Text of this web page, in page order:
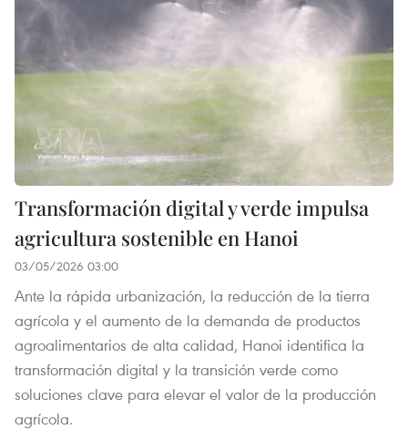
Transformación digital y verde impulsa
agricultura sostenible en Hanoi
03/05/2026 03:00
Ante la rápida urbanización, la reducción de la tierra
agrícola y el aumento de la demanda de productos
agroalimentarios de alta calidad, Hanoi identifica la
transformación digital y la transición verde como
soluciones clave para elevar el valor de la producción
agrícola.